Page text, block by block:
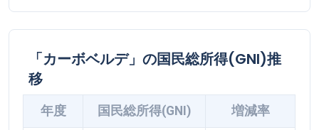
「カーボベルデ」の国民総所得(GNI)推
移
年度 国民総所得(GNI) 増減率